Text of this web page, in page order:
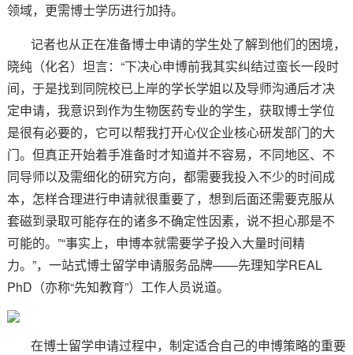
领域，更需博士学历进行加持。
记者也从正在准备博士申请的学生处了解到他们的困境，
晓纯（化名）坦言：“下决心申博前我其实纠结过蛮长一段时
间，于是找到同院校已上岸的学长学姐以及导师沟通后才决
定申请，我意识到作为生物医药专业的学生，获取博士学位
是很有必要的，它可以帮我打开心仪企业核心研发部门的大
门。但真正开始着手准备时才知道并不容易，不同地区、不
同导师以及需细化的研究方向，都需要我投入不少的时间成
本，怎样合理进行申请就很重要了，想到后面还需要克服从
套磁到录取可能存在的诸多不确定性因素，说不担心那是不
可能的。”“事实上，申博本就需要学子投入大量时间精
力。”，一站式博士留学申请服务品牌——先理知学REAL
PhD（亦称“先知教育”）工作人员说道。
在博士留学申请过程中，制定适合自己的申博策略的重要